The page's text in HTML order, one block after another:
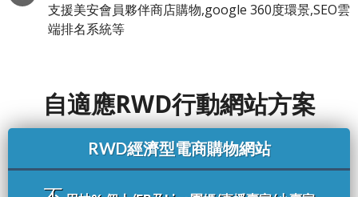
支援美安會員夥伴商店購物,google 360度環景,SEO雲
端排名系統等
自適應RWD行動網站方案
RWD經濟型電商購物網站